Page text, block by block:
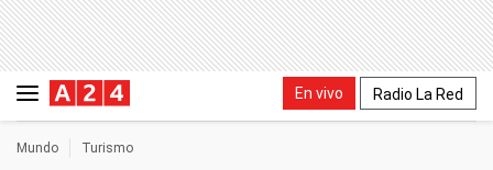
En vivo Radio La Red
Mundo Turismo